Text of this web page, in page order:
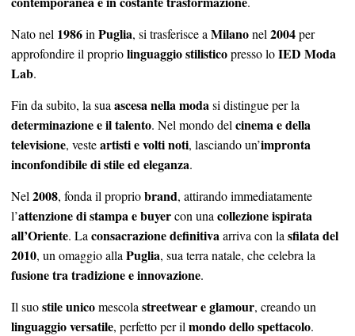
Nato nel 1986in Puglia, si trasferisce a Milanonel 2004per
approfondire il propriolinguaggio stilisticopresso loIED Moda
Lab.
Fin da subito, la sua ascesa nella moda si distingue per la
determinazione e il talento. Nel mondo del cinema e della
televisione, vesteartisti e volti noti, lasciando un’impronta
inconfondibile di stile ed eleganza.
Nel 2008, fonda il propriobrand, attirando immediatamente
l’attenzione di stampa e buyercon una collezione ispirata
all’Oriente. La consacrazione definitiva arriva con la sfilata del
2010, un omaggio alla Puglia, sua terra natale, che celebra la
fusione tra tradizione e innovazione.
Il suostile unicomescola streetwear e glamour, creando un
linguaggio versatile, perfetto per il mondo dello spettacolo.